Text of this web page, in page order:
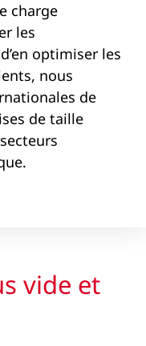
charge
les
optimiser les
nous
de
de taille
vide et